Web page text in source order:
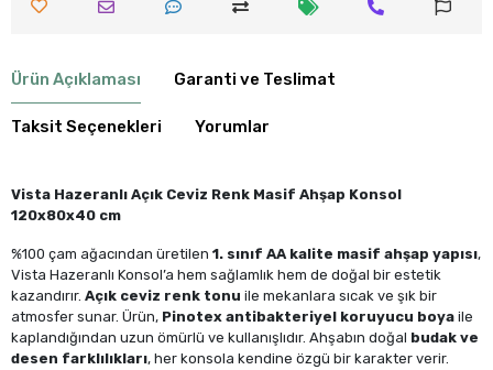
Ürün Açıklaması Garanti ve Teslimat
Taksit Seçenekleri Yorumlar
Vista Hazeranlı Açık Ceviz Renk Masif Ahşap Konsol
120x80x40 cm
%100 çam ağacından üretilen 1. sınıf AA kalite masif ahşap yapısı,
Vista Hazeranlı Konsol’a hem sağlamlık hem de doğal bir estetik
kazandırır. Açık ceviz renk tonu ile mekanlara sıcak ve şık bir
atmosfer sunar. Ürün, Pinotex antibakteriyel koruyucu boya ile
kaplandığından uzun ömürlü ve kullanışlıdır. Ahşabın doğal budak ve
desen farklılıkları, her konsola kendine özgü bir karakter verir.